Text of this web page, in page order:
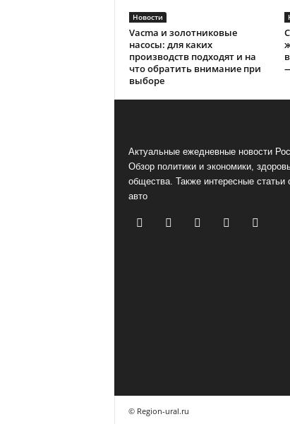
Новости
Vacma и золотниковые
насосы: для каких
производств подходят и на
что обратить внимание при
выборе
Актуальные ежедневные новости
Обзор политики и экономики,
общества. Также интересные статьи
авто
© Region-ural.ru